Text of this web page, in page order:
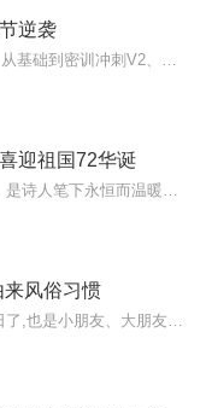
逆袭
迎祖国72华诞
来风俗习惯